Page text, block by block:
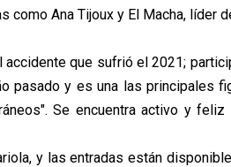
Ana Tijoux y El Macha, líder
que sufrió el 2021;
pasado y es una las principales
Se encuentra activo y
y las entradas están